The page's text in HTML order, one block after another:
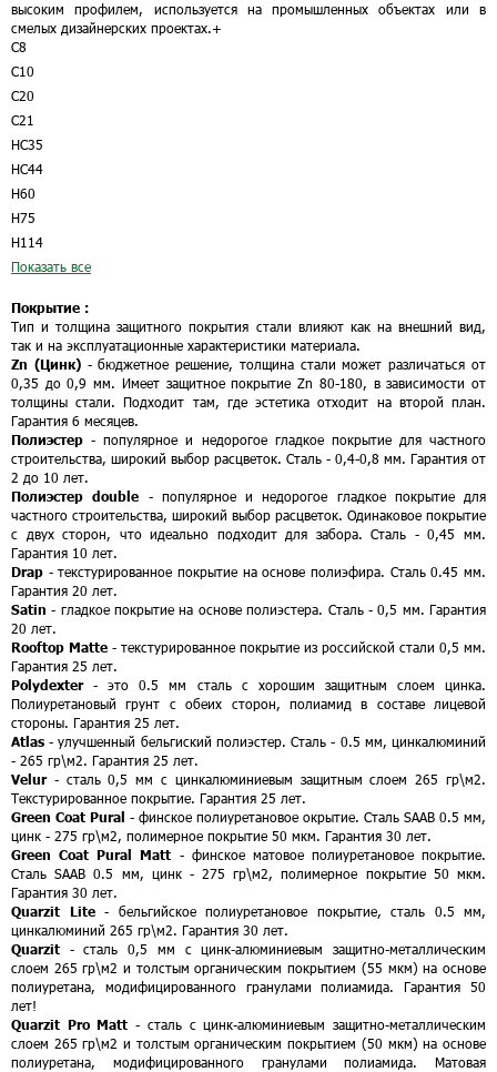
высоким профилем, используется на промышленных объектах или в
смелых дизайнерских проектах.+
С8
С10
С20
С21
НС35
НС44
Н60
Н75
Н114
Показать все
Покрытие :
Тип и толщина защитного покрытия стали влияют как на внешний вид,
так и на эксплуатационные характеристики материала.
Zn (Цинк)- бюджетное решение, толщина стали может различаться от
0,35 до 0,9 мм. Имеет защитное покрытие Zn 80-180, в зависимости от
толщины стали. Подходит там, где эстетика отходит на второй план.
Гарантия 6 месяцев.
Полиэстер - популярное и недорогое гладкое покрытие для частного
строительства, широкий выбор расцветок. Сталь - 0,4-0,8 мм. Гарантия от
2 до 10 лет.
Полиэстер double - популярное и недорогое гладкое покрытие для
частного строительства, широкий выбор расцветок. Одинаковое покрытие
с двух сторон, что идеально подходит для забора. Сталь - 0,45 мм.
Гарантия 10 лет.
Drap - текстурированное покрытие на основе полиэфира. Сталь 0.45 мм.
Гарантия 20 лет.
Satin - гладкое покрытие на основе полиэстера. Сталь - 0,5 мм. Гарантия
20 лет.
Rooftop Matte - текстурированное покрытие из российской стали 0,5 мм.
Гарантия 25 лет.
Polydexter- это 0.5 мм сталь с хорошим защитным слоем цинка.
Полиуретановый грунт с обеих сторон, полиамид в составе лицевой
стороны. Гарантия 25 лет.
Atlas - улучшенный бельгиский полиэстер. Сталь - 0.5 мм, цинкалюминий
- 265 гр\м2. Гарантия 25 лет.
Velur- сталь 0,5 мм с цинкалюминиевым защитным слоем 265 гр\м2.
Текстурированное покрытие. Гарантия 25 лет.
Green Coat Pural - финское полиуретановое окрытие. Сталь SAAB 0.5 мм,
цинк - 275 гр\м2, полимерное покрытие 50 мкм. Гарантия 30 лет.
Green Coat Pural Matt - финское матовое полиуретановое покрытие.
Сталь SAAB 0.5 мм, цинк - 275 гр\м2, полимерное покрытие 50 мкм.
Гарантия 30 лет.
Quarzit Lite- бельгийское полиуретановое покрытие, сталь 0.5 мм,
цинкалюминий 265 гр\м2. Гарантия 30 лет.
Quarzit - сталь 0,5 мм с цинк-алюминиевым защитно-металлическим
слоем 265 гр\м2 и толстым органическим покрытием (55 мкм) на основе
полиуретана, модифицированного гранулами полиамида. Гарантия 50
лет!
Quarzit Pro Matt - сталь с цинк-алюминиевым защитно-металлическим
слоем 265 гр\м2 и толстым органическим покрытием (50 мкм) на основе
полиуретана, модифицированного гранулами полиамида. Матовая